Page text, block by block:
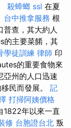
殺蟑螂 ssl 在夏
台中推拿服務 根
普查，其大約人
的主要菜餚，其
學徒訓練 律師 印
的重要食物來
亞州的人口迅速
民而發展。 記
打掃阿姨價格
1822年以來一直
修 台胞證台北 叛